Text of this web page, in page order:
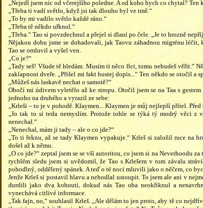
„Nejedl jsem nic od včerejšího poledne. A od koho bych co chytal?
„Třeba ti vadí světlo, když jsi tak dlouho byl ve tmě.“
„To by mi vadilo světlo každé ráno.“
„Třeba tě někdo uřknul.“
„Třeba.“ Tao si povzdechnul a přejel si dlaní po čele. „Je to hrozně
Nějakou dobu jsme se dohadovali, jak Taovu záhadnou migrénu
Tao se omluvil a vyšel ven.
„Co je?“
„Tady seš! Všude tě hledám. Musím ti něco říct, tomu nebudeš věřit.“
zaklapnout dveře. „Přišel mi fakt hustej dopis...“ Ten někdo se otočil a
„Můžeš nás laskavě nechat o samotě?“
Obočí mi údivem vyletělo až ke stropu. Otočil jsem se na Taa s
jednoho na druhého a vyrazil ze sebe:
„Krleši – to je v pohodě. Klaymen... Klaymen je můj nejlepší přítel.
„Jo tak to si teda nemyslím. Protože tohle se týká tý modrý věci z
nenechal.“
„Nenechal, mám ji tady – ale o co jde?“
„To ti řeknu, až se tady Klaymen vypakuje.“ Krleš si založil ruce na
došel až k němu.
„O co jde?“ zeptal jsem se se vší autoritou, co jsem si na Neverhoodu
rychlém sledu jsem si uvědomil, že Tao s Krlešem v tom závalu
pohodlný, oddělený spánek. A teď o té noci mluvili jako o něčem, co
Jenže Krleš si postavil hlavu a nehodlal ustoupit. To jsem ale ani v
durdili jako dva kohouti, dokud nás Tao oba neokřiknul a
vynechává citlivé informace.
„Tak fajn, no,“ souhlasil Krleš. „Ale dělám to jen proto, aby tě co